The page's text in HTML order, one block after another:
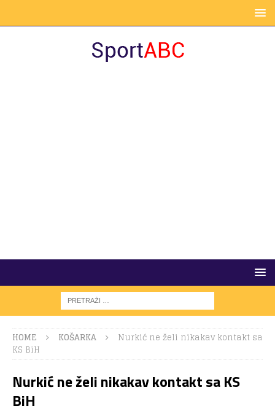
HOME KOŠARKA
Nurkić ne želi nikakav kontakt sa
KS BiH
Nurkić ne želi nikakav kontakt sa KS
BiH